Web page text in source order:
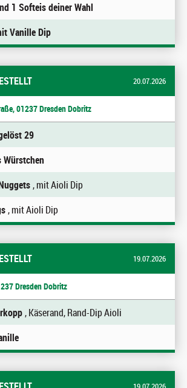
1 Softeis deiner Wahl
Vanille Dip
20.07.2026
01237 Dresden Dobritz
29
Würstchen
, mit Aioli Dip
, mit Aioli Dip
19.07.2026
Dresden Dobritz
, Käserand, Rand-Dip Aioli